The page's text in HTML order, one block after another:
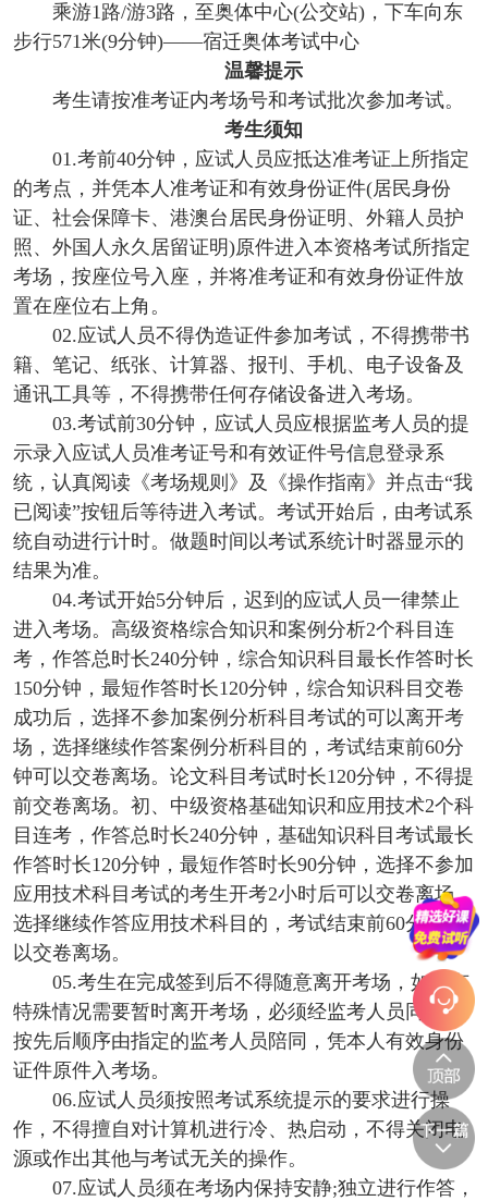
乘游1路/游3路，至奥体中心(公交站)，下车向东
步行571米(9分钟)——宿迁奥体考试中心
温馨提示
考生请按准考证内考场号和考试批次参加考试。
考生须知
01.考前40分钟，应试人员应抵达准考证上所指定
的考点，并凭本人准考证和有效身份证件(居民身份
证、社会保障卡、港澳台居民身份证明、外籍人员护
照、外国人永久居留证明)原件进入本资格考试所指定
考场，按座位号入座，并将准考证和有效身份证件放
置在座位右上角。
02.应试人员不得伪造证件参加考试，不得携带书
籍、笔记、纸张、计算器、报刊、手机、电子设备及
通讯工具等，不得携带任何存储设备进入考场。
03.考试前30分钟，应试人员应根据监考人员的提
示录入应试人员准考证号和有效证件号信息登录系
统，认真阅读《考场规则》及《操作指南》并点击“我
已阅读”按钮后等待进入考试。考试开始后，由考试系
统自动进行计时。做题时间以考试系统计时器显示的
结果为准。
04.考试开始5分钟后，迟到的应试人员一律禁止
进入考场。高级资格综合知识和案例分析2个科目连
考，作答总时长240分钟，综合知识科目最长作答时长
150分钟，最短作答时长120分钟，综合知识科目交卷
成功后，选择不参加案例分析科目考试的可以离开考
场，选择继续作答案例分析科目的，考试结束前60分
钟可以交卷离场。论文科目考试时长120分钟，不得提
前交卷离场。初、中级资格基础知识和应用技术2个科
目连考，作答总时长240分钟，基础知识科目考试最长
作答时长120分钟，最短作答时长90分钟，选择不参加
应用技术科目考试的考生开考2小时后可以交卷离场，
选择继续作答应用技术科目的，考试结束前60分钟可
以交卷离场。
05.考生在完成签到后不得随意离开考场，如确有
特殊情况需要暂时离开考场，必须经监考人员同意并
按先后顺序由指定的监考人员陪同，凭本人有效身份
证件原件入考场。
06.应试人员须按照考试系统提示的要求进行操
作，不得擅自对计算机进行冷、热启动，不得关闭电
源或作出其他与考试无关的操作。
07.应试人员须在考场内保持安静;独立进行作答，